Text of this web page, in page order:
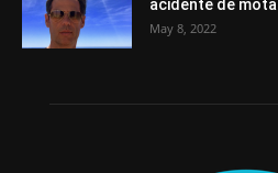
acidente de mota
May 8, 2022